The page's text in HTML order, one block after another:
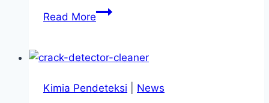
Read More
Kimia Pendeteksi News